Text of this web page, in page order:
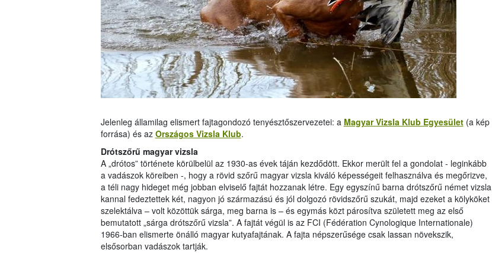
Jelenleg államilag elismert fajtagondozó tenyésztőszervezetei: a Magyar Vizsla Klub Egyesület(a kép
forrása) és az Országos Vizsla Klub.
Drótszőrű magyar vizsla
A „drótos” története körülbelül az 1930-as évek táján kezdődött. Ekkor merült fel a gondolat - leginkább
a vadászok köreiben -, hogy a rövid szőrű magyar vizsla kiváló képességeit felhasználva és megőrizve,
a téli nagy hideget még jobban elviselő fajtát hozzanak létre. Egy egyszínű barna drótszőrű német vizsla
kannal fedeztettek két, nagyon jó származású és jól dolgozó rövidszőrű szukát, majd ezeket a kölyköket
szelektálva – volt közöttük sárga, meg barna is – és egymás közt párosítva született meg az első
bemutatott „sárga drótszőrű vizsla”. A fajtát végül is az FCI (Fédération Cynologique Internationale)
1966-ban elismerte önálló magyar kutyafajtának. A fajta népszerűsége csak lassan növekszik,
elsősorban vadászok tartják.